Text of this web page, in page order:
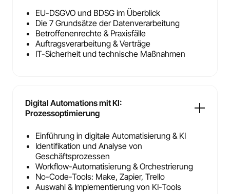
EU-DSGVO und BDSG im Überblick
Die 7 Grundsätze der Datenverarbeitung
Betroffenenrechte & Praxisfälle
Auftragsverarbeitung & Verträge
IT-Sicherheit und technische Maßnahmen
Digital Automations mit KI:
Prozessoptimierung
Einführung in digitale Automatisierung & KI
Identifikation und Analyse von
Geschäftsprozessen
Workflow-Automatisierung & Orchestrierung
No-Code-Tools: Make, Zapier, Trello
Auswahl & Implementierung von KI-Tools